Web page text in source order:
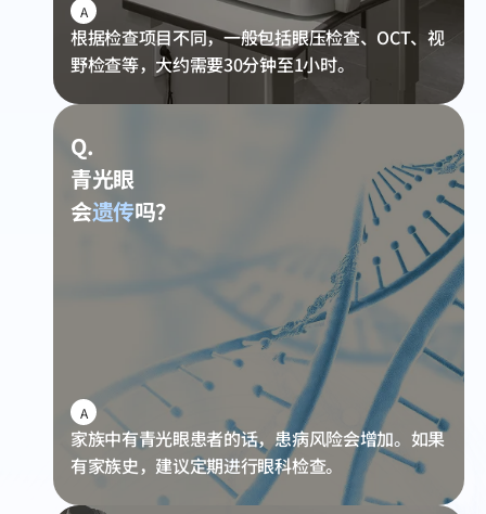
A
根据检查项目不同，一般包括眼压检查、OCT、视
野检查等，大约需要30分钟至1小时。
Q.
青光眼
会遗传吗？
A
家族中有青光眼患者的话，患病风险会增加。如果
有家族史，建议定期进行眼科检查。